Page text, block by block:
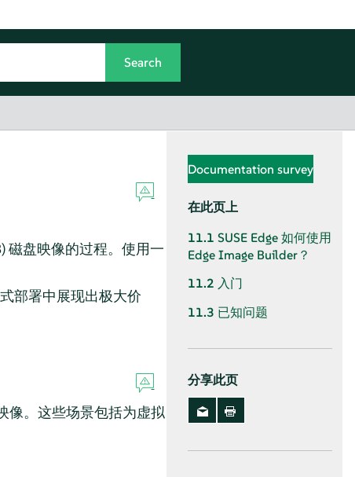
磁盘映像的过程。使用一
部署中展现出极大价
像。这些场景包括为虚拟
Documentation survey
在此页上
11.1 SUSE Edge 如何使用
Edge Image Builder？
11.2 入门
11.3 已知问题
分享此页